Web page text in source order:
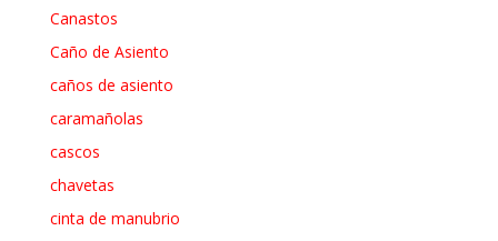
Canastos
Caño de Asiento
caños de asiento
caramañolas
cascos
chavetas
cinta de manubrio